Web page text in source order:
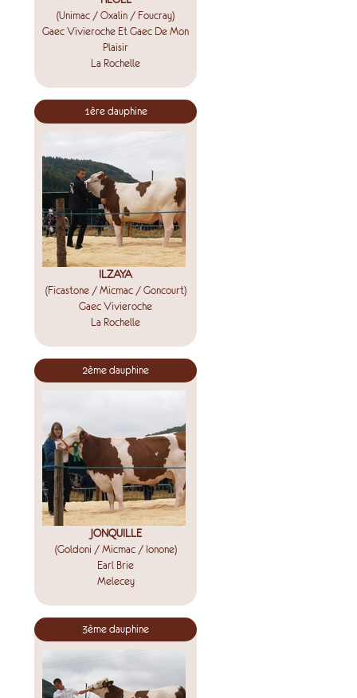
(Unimac / Oxalin / Foucray)
Gaec Vivieroche Et Gaec De Mon
Plaisir
La Rochelle
1ère dauphine
ILZAYA
(Ficastone / Micmac / Goncourt)
Gaec Vivieroche
La Rochelle
2ème dauphine
JONQUILLE
(Goldoni / Micmac / Ionone)
Earl Brie
Melecey
3ème dauphine